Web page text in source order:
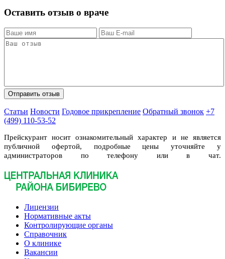
Оставить отзыв о враче
Статьи Новости Годовое прикрепление Обратный звонок +7
(499) 110-53-52
Прейскурант носит ознакомительный характер и не является
публичной офертой, подробные цены уточняйте у
администраторов по телефону или в чат.
Лицензии
Нормативные акты
Контролирующие органы
Справочник
О клинике
Вакансии